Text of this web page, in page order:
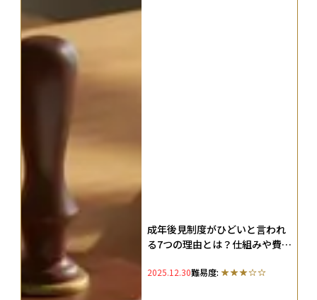
成年後見制度がひどいと言われ
る7つの理由とは？仕組みや費
2025.12.30難易度: